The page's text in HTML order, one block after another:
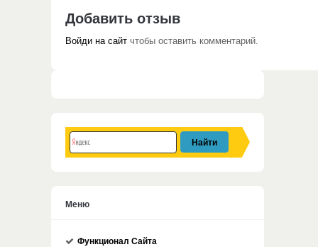
Добавить отзыв
Войди на сайт чтобы оставить комментарий.
Меню
Функционал Сайта